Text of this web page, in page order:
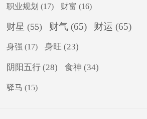
职业规划 (17) 财富 (16)
财星 (55) 财气 (65) 财运 (65)
身强 (17) 身旺 (23)
阴阳五行 (28) 食神 (34)
驿马 (15)